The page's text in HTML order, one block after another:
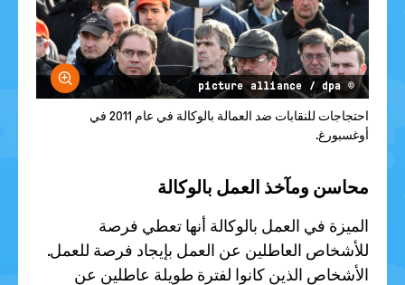
© picture alliance / dpa
احتجاجات للنقابات ضد العمالة بالوكالة في عام 2011 في
أوغسبورغ.
محاسن ومآخذ العمل بالوكالة
الميزة في العمل بالوكالة أنها تعطي فرصة
للأشخاص العاطلين عن العمل بإيجاد فرصة للعمل.
الأشخاص الذين كانوا لفترة طويلة عاطلين عن